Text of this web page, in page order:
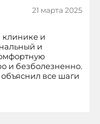
21 марта 2025
клинике и
и
и безболезненно.
все шаги